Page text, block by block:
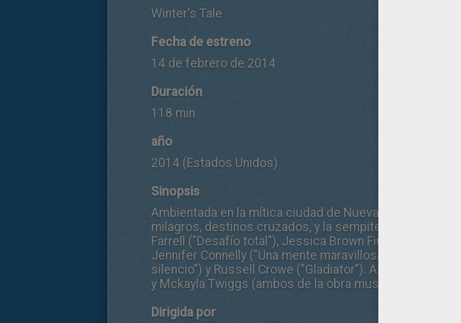
Winter's Tale
Fecha de estreno
14 de febrero de 2014
Duración
118 min
año
2014 (Estados Unidos)
Sinopsis
Ambientada en la mítica ciudad de Nueva York y
milagros, destinos cruzados, y la sempiterna lucha
Farrell ("Desafío total"), Jessica Brown Findlay (de la
Jennifer Connelly ("Una mente maravillosa"), William
silencio") y Russell Crowe ("Gladiator"). Asimismo
y Mckayla Twiggs (ambos de la obra musical "Once" de
Dirigida por